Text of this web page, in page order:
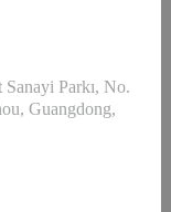
Parkı, No.
Guangdong,